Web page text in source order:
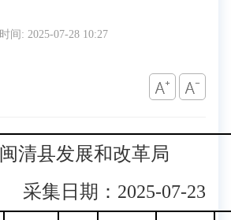
间: 2025-07-28 10:27
：闽清县发展和改
：2025-07-23